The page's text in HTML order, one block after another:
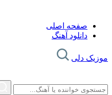
صفحه اصلی
دانلود آهنگ
موزیک دلی